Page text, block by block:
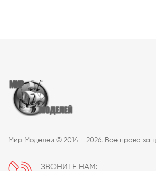
Мир Моделей © 2014 - 2026. Все права
ЗВОНИТЕ НАМ: